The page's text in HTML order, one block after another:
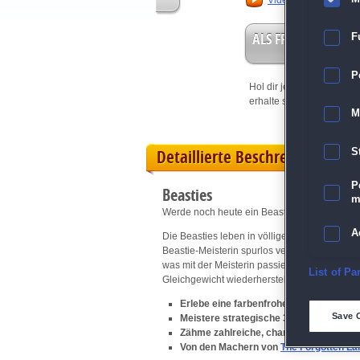
ALS FREISPIEL
Hol dir jetzt deine
erhalte sofort bis zu 15
Detaillierte Beschreibung
Beasties
Werde noch heute ein Beastie-Trainer!
Die Beasties leben in völliger Harmonie und
Beastie-Meisterin spurlos verschwindet. Die
was mit der Meisterin passiert ist! Wirst du
Gleichgewicht wiederherstellen können?
Erlebe eine farbenfrohe und
Meistere strategische 3-Gewinnt-
Zähme zahlreiche, charmante Monster
Von den Machern von The Forgotten
List of
Save